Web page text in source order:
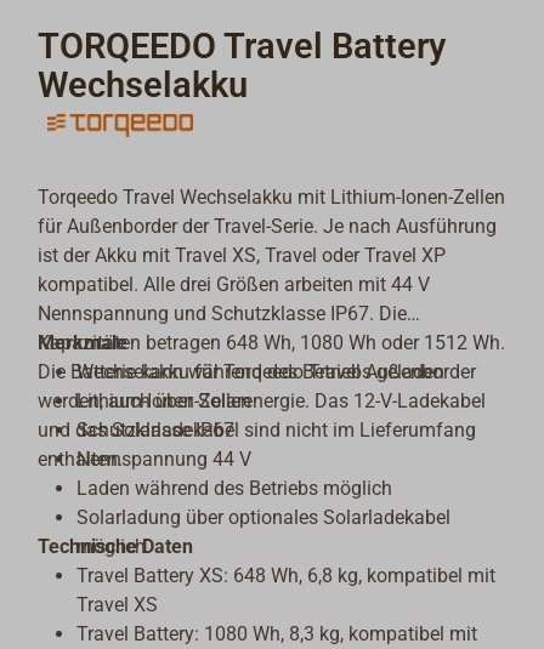
TORQEEDO Travel Battery
Wechselakku
Torqeedo Travel Wechselakku mit Lithium-Ionen-Zellen
für Außenborder der Travel-Serie. Je nach Ausführung
ist der Akku mit Travel XS, Travel oder Travel XP
kompatibel. Alle drei Größen arbeiten mit 44 V
Nennspannung und Schutzklasse IP67. Die
Kapazitäten betragen 648 Wh, 1080 Wh oder 1512 Wh.
Die Batterie kann während des Betriebs geladen
werden, auch über Solarenergie. Das 12-V-Ladekabel
und das Solarladekabel sind nicht im Lieferumfang
enthalten.
Merkmale
Wechselakku für Torqeedo Travel Außenborder
Lithium-Ionen-Zellen
Schutzklasse IP67
Nennspannung 44 V
Laden während des Betriebs möglich
Solarladung über optionales Solarladekabel
möglich
Technische Daten
Travel Battery XS: 648 Wh, 6,8 kg, kompatibel mit
Travel XS
Travel Battery: 1080 Wh, 8,3 kg, kompatibel mit